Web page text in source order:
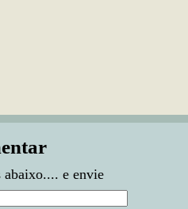
abaixo.... e envie